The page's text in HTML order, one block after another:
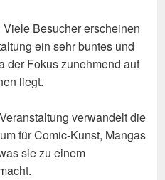
Besucher erscheinen
ein sehr buntes und
der Fokus zunehmend auf
liegt.
verwandelt die
für Comic-Kunst, Mangas
sie zu einem